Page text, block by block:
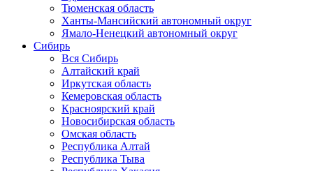
Тюменская область
Ханты-Мансийский автономный округ
Ямало-Ненецкий автономный округ
Сибирь
Вся Сибирь
Алтайский край
Иркутская область
Кемеровская область
Красноярский край
Новосибирская область
Омская область
Республика Алтай
Республика Тыва